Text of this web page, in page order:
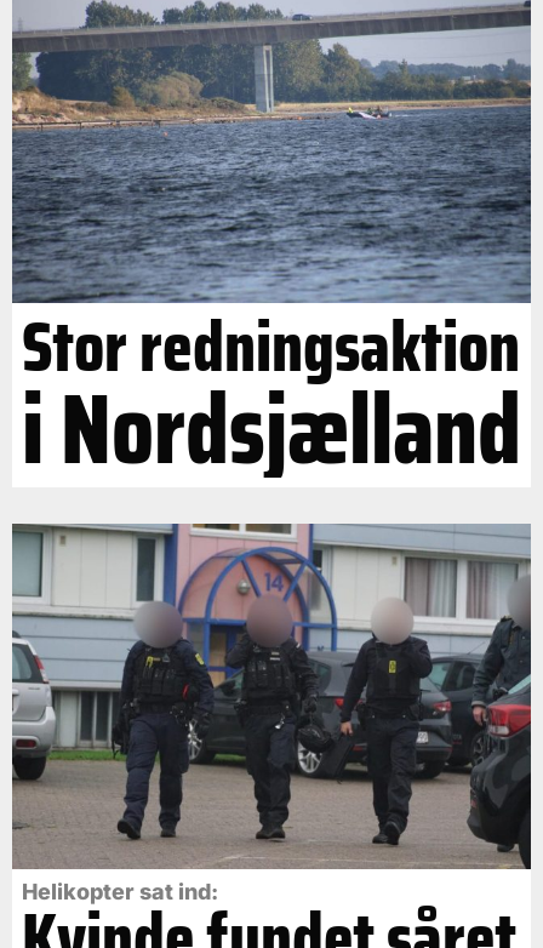
Stor redningsaktion
i Nordsjælland
Helikopter sat ind: